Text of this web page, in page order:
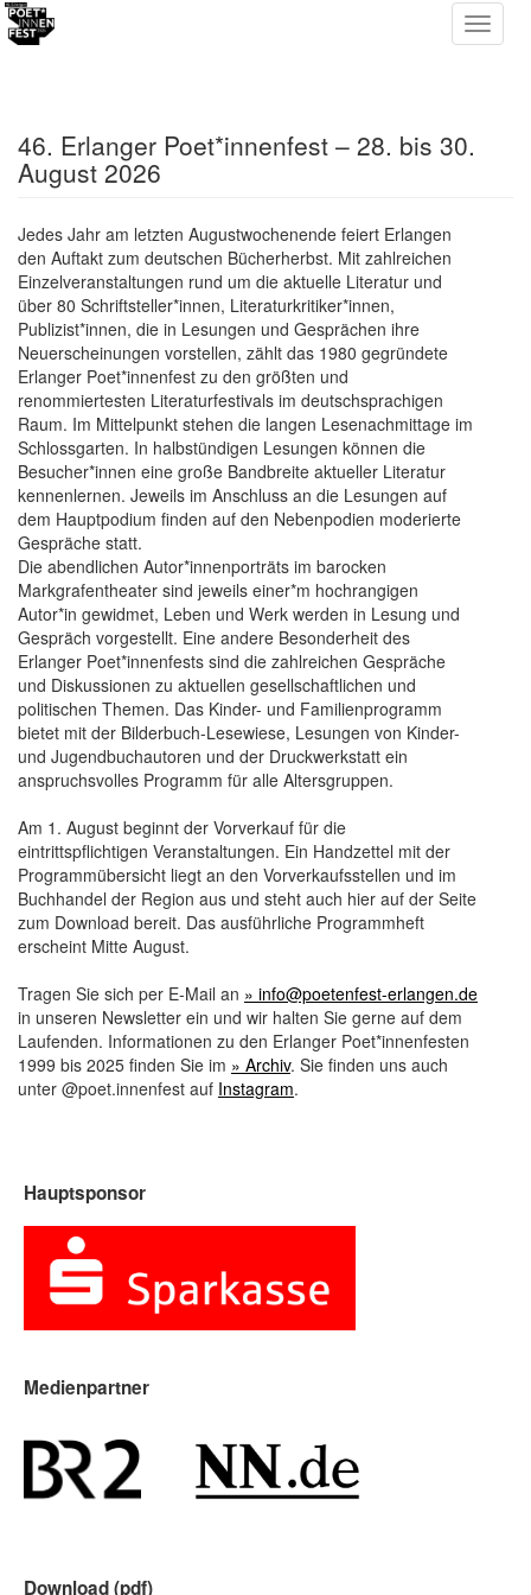
46. Erlanger Poet*innenfest – 28. bis 30.
August 2026
Jedes Jahr am letzten Augustwochenende feiert Erlangen
den Auftakt zum deutschen Bücherherbst. Mit zahlreichen
Einzelveranstaltungen rund um die aktuelle Literatur und
über 80 Schriftsteller*innen, Literaturkritiker*innen,
Publizist*innen, die in Lesungen und Gesprächen ihre
Neuerscheinungen vorstellen, zählt das 1980 gegründete
Erlanger Poet*innenfest zu den größten und
renommiertesten Literaturfestivals im deutschsprachigen
Raum. Im Mittelpunkt stehen die langen Lesenachmittage im
Schlossgarten. In halbstündigen Lesungen können die
Besucher*innen eine große Bandbreite aktueller Literatur
kennenlernen. Jeweils im Anschluss an die Lesungen auf
dem Hauptpodium finden auf den Nebenpodien moderierte
Gespräche statt.
Die abendlichen Autor*innenporträts im barocken
Markgrafentheater sind jeweils einer*m hochrangigen
Autor*in gewidmet, Leben und Werk werden in Lesung und
Gespräch vorgestellt. Eine andere Besonderheit des
Erlanger Poet*innenfests sind die zahlreichen Gespräche
und Diskussionen zu aktuellen gesellschaftlichen und
politischen Themen. Das Kinder- und Familienprogramm
bietet mit der Bilderbuch-Lesewiese, Lesungen von Kinder-
und Jugendbuchautoren und der Druckwerkstatt ein
anspruchsvolles Programm für alle Altersgruppen.
Am 1. August beginnt der Vorverkauf für die
eintrittspflichtigen Veranstaltungen. Ein Handzettel mit der
Programmübersicht liegt an den Vorverkaufsstellen und im
Buchhandel der Region aus und steht auch hier auf der Seite
zum Download bereit. Das ausführliche Programmheft
erscheint Mitte August.
Tragen Sie sich per E-Mail an » info@poetenfest-erlangen.de
in unseren Newsletter ein und wir halten Sie gerne auf dem
Laufenden. Informationen zu den Erlanger Poet*innenfesten
1999 bis 2025 finden Sie im » Archiv. Sie finden uns auch
unter @poet.innenfest auf Instagram.
Hauptsponsor
Medienpartner
Download (pdf)